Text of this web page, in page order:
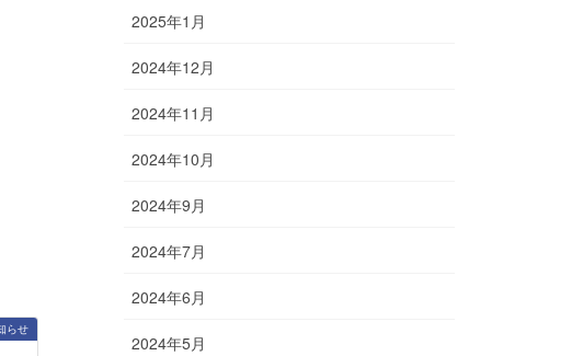
らせ
2025年1月
2024年12月
2024年11月
2024年10月
2024年9月
2024年7月
2024年6月
2024年5月